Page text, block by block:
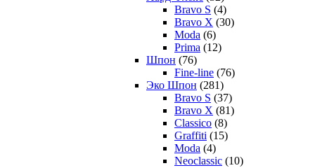
Bravo S (4)
Bravo X (30)
Moda (6)
Prima (12)
Шпон (76)
Fine-line (76)
Эко Шпон (281)
Bravo S (37)
Bravo X (81)
Classico (8)
Graffiti (15)
Moda (4)
Neoclassic (10)